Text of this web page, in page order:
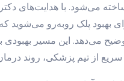
بهبود پلک روبه‌رو می‌شوید
می‌دهد. این مسیر